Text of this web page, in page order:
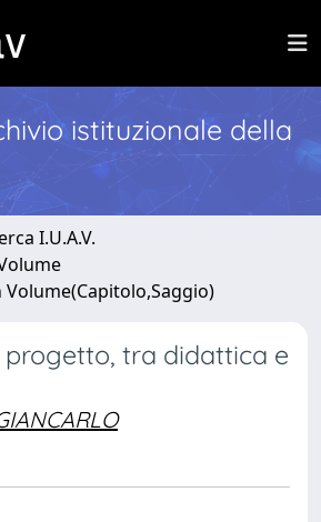
istituzionale della
I.U.A.V.
progetto, tra didattica e